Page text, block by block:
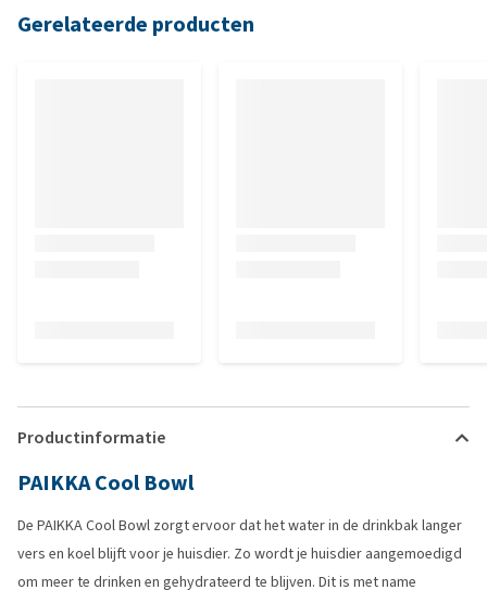
Gerelateerde producten
Productinformatie
PAIKKA Cool Bowl
De PAIKKA Cool Bowl zorgt ervoor dat het water in de drinkbak langer
vers en koel blijft voor je huisdier. Zo wordt je huisdier aangemoedigd
om meer te drinken en gehydrateerd te blijven. Dit is met name